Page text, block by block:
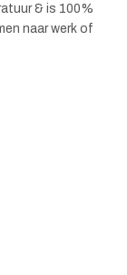
& is 100%
naar werk of